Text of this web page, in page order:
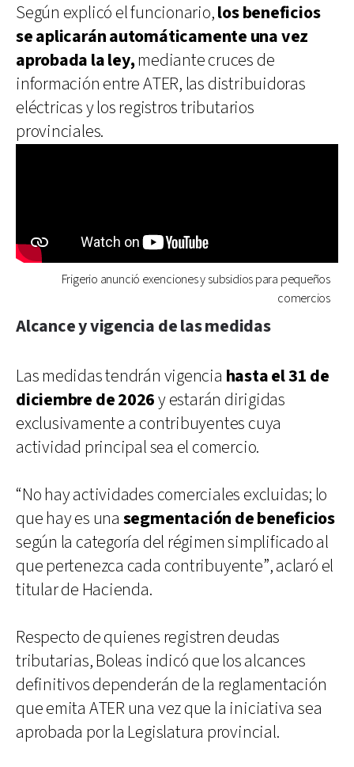
Según explicó el funcionario,los beneficios
se aplicarán automáticamente una vez
aprobada la ley,mediante cruces de
información entre ATER, las distribuidoras
eléctricas y los registros tributarios
provinciales.
Frigerio anunció exenciones y subsidios para pequeños
comercios
Alcance y vigencia de las medidas
Las medidas tendrán vigencia hasta el 31 de
diciembre de 2026y estarán dirigidas
exclusivamente a contribuyentes cuya
actividad principal sea el comercio.
“No hay actividades comerciales excluidas; lo
que hay es una segmentación de beneficios
según la categoría del régimen simplificado al
que pertenezca cada contribuyente”, aclaró el
titular de Hacienda.
Respecto de quienes registren deudas
tributarias, Boleas indicó que los alcances
definitivos dependerán de la reglamentación
que emita ATER una vez que la iniciativa sea
aprobada por la Legislatura provincial.